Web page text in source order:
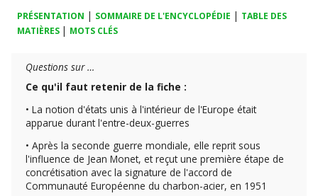
PRÉSENTATION | SOMMAIRE DE L'ENCYCLOPÉDIE | TABLE DES
MATIÈRES | MOTS CLÉS
Questions sur …
Ce qu'il faut retenir de la fiche :
• La notion d'états unis à l'intérieur de l'Europe était
apparue durant l'entre-deux-guerres
• Après la seconde guerre mondiale, elle reprit sous
l'influence de Jean Monet, et reçut une première étape de
concrétisation avec la signature de l'accord de
Communauté Européenne du charbon-acier, en 1951